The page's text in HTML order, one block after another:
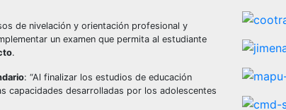
de nivelación y orientación profesional y
un examen que permita al estudiante
.
: “Al finalizar los estudios de educación
capacidades desarrolladas por los adolescentes